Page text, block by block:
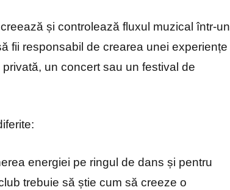
și controlează fluxul muzical într-un
fii responsabil de crearea unei experiențe
un concert sau un festival de
energiei pe ringul de dans și pentru
trebuie să știe cum să creeze o